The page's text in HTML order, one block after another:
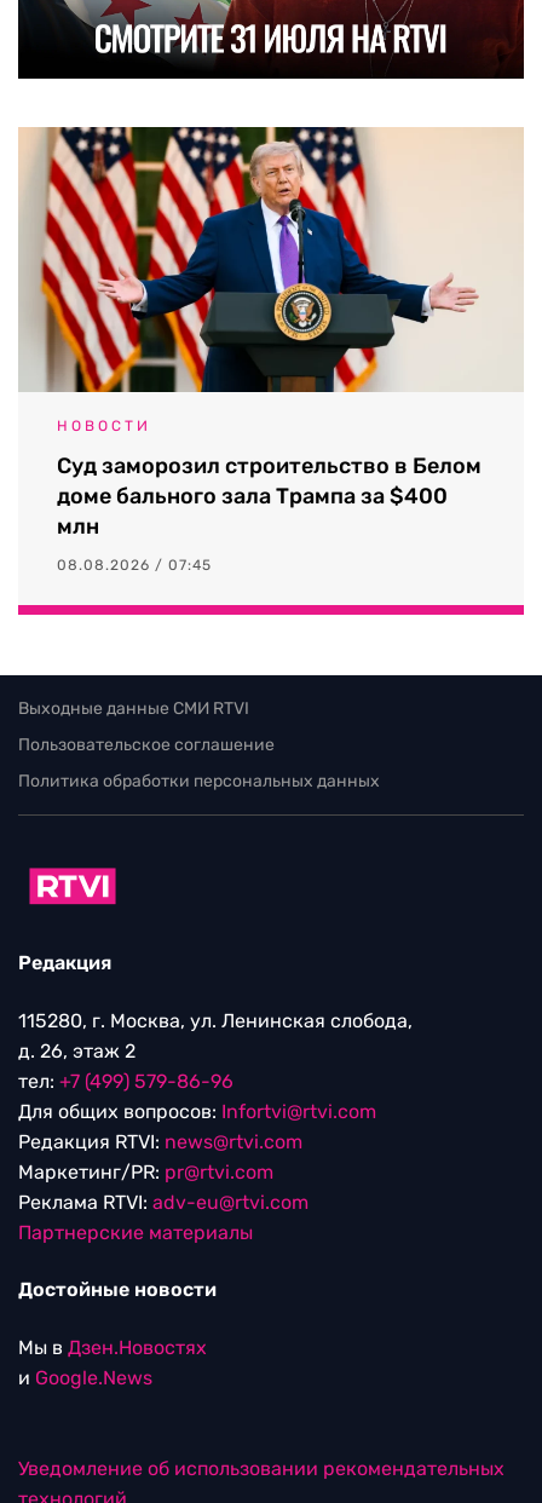
НОВОСТИ
Суд заморозил строительство в Белом
доме бального зала Трампа за $400
млн
08.08.2026 / 07:45
Выходные данные СМИ RTVI
Пользовательское соглашение
Политика обработки персональных данных
Редакция
115280, г. Москва, ул. Ленинская слобода,
д. 26, этаж 2
тел: +7 (499) 579-86-96
Для общих вопросов: Infortvi@rtvi.com
Редакция RTVI: news@rtvi.com
Маркетинг/PR: pr@rtvi.com
Реклама RTVI: adv-eu@rtvi.com
Партнерские материалы
Достойные новости
Мы в Дзен.Новостях
и Google.News
Уведомление об использовании рекомендательных